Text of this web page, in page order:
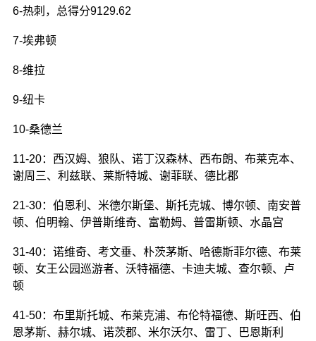
6-热刺，总得分9129.62
7-埃弗顿
8-维拉
9-纽卡
10-桑德兰
11-20：西汉姆、狼队、诺丁汉森林、西布朗、布莱克本、
谢周三、利兹联、莱斯特城、谢菲联、德比郡
21-30：伯恩利、米德尔斯堡、斯托克城、博尔顿、南安普
顿、伯明翰、伊普斯维奇、富勒姆、普雷斯顿、水晶宫
31-40：诺维奇、考文垂、朴茨茅斯、哈德斯菲尔德、布莱
顿、女王公园巡游者、沃特福德、卡迪夫城、查尔顿、卢
顿
41-50：布里斯托城、布莱克浦、布伦特福德、斯旺西、伯
恩茅斯、赫尔城、诺茨郡、米尔沃尔、雷丁、巴恩斯利